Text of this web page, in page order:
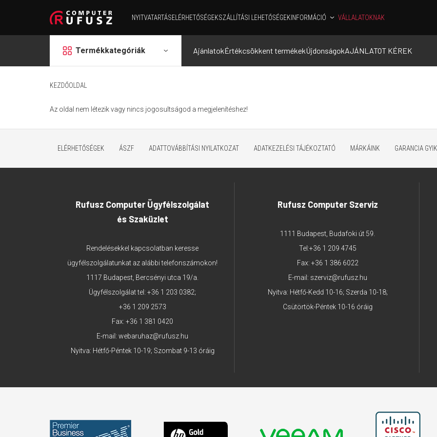
NYITVATARTÁSELÉRHETŐSÉGEKSZÁLLÍTÁSI LEHETŐSÉGEKINFORMÁCIÓ VÁLLALATOKNAK
grid Termékkategóriák AjánlatokÉrtékcsökkent termékekÚjdonságokAJÁNLATOT KÉREK
KEZDŐOLDAL
Az oldal nem létezik vagy nincs jogosultságod a megjelenítéshez!
ELÉRHETŐSÉGEK ÁSZF ADATTOVÁBBÍTÁSI NYILATKOZAT ADATKEZELÉSI TÁJÉKOZTATÓ MÁRKÁINK GARANCIA GYIK
Rufusz Computer Ügyfélszolgálat
és Szaküzlet
Rendelésekkel kapcsolatban keresse
ügyfélszolgálatunkat az alábbi telefonszámokon!
1117 Budapest, Bercsényi utca 19/a.
Ügyfélszolgálat tel:+36 1 203 0382;
+36 1 209 2573
Fax: +36 1 381 0420
E-mail:webaruhaz@rufusz.hu
Nyitva: Hétfő-Péntek 10-19; Szombat 9-13 óráig
Rufusz Computer Szerviz
1111 Budapest, Budafoki út 59.
Tel:+36 1 209 4745
Fax: +36 1 386 6022
E-mail: szerviz@rufusz.hu
Nyitva: Hétfő-Kedd 10-16; Szerda 10-18;
Csütörtök-Péntek 10-16 óráig